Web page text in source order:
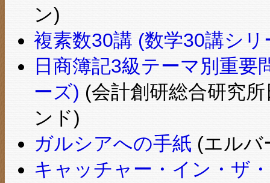
ン)
複素数30講 (数学30講シリ
日商簿記3級テーマ別重
ーズ) (会計創研総合研究
ンド)
ガルシアへの手紙 (エルバ
キャッチャー・イン・ザ